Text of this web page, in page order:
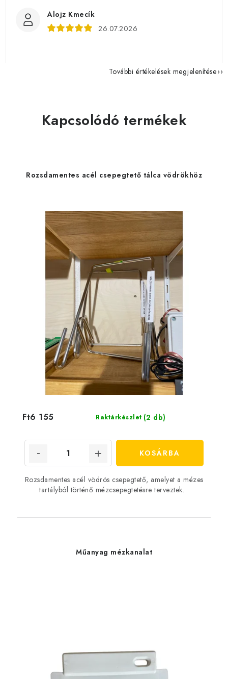
Alojz Kmecík
26.07.2026
További értékelések megjelenítése
Kapcsolódó termékek
Rozsdamentes acél csepegtető tálca vödrökhöz
Raktárkészlet (2 db)
Ft6 155
KOSÁRBA
Rozsdamentes acél vödrös csepegtető, amelyet a mézes
tartályból történő mézcsepegtetésre terveztek.
Műanyag mézkanalat